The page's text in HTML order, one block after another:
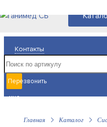
Контакты
Перезвонить
мне
Главная Каталог